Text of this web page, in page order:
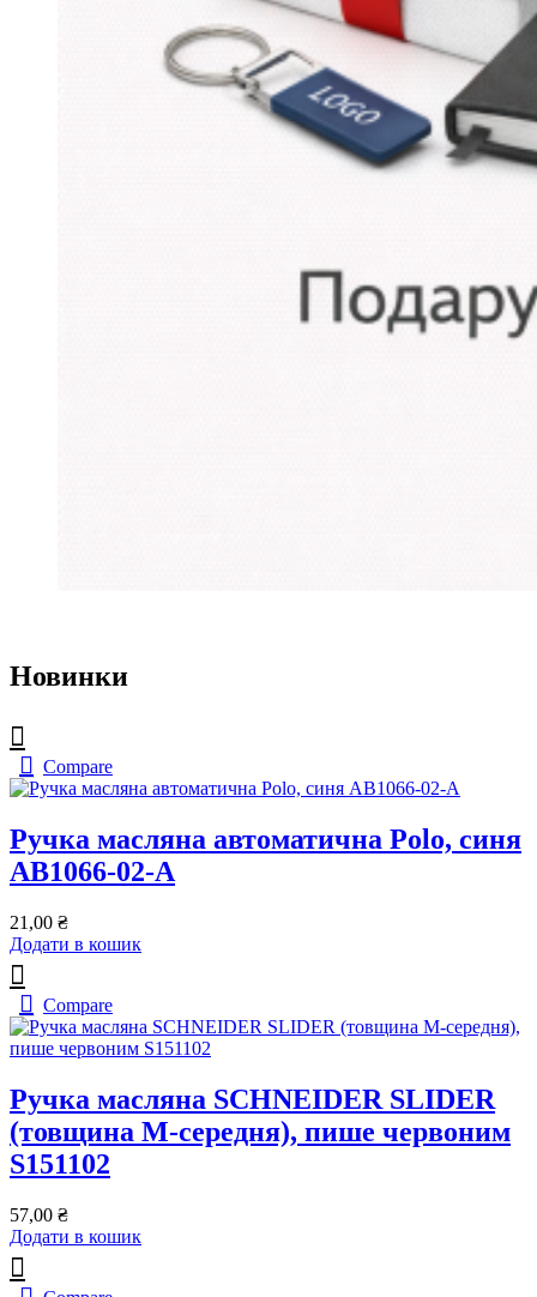
Новинки
Compare
Ручка масляна автоматична Polo, синя
AB1066-02-A
21,00 ₴
Додати в кошик
Compare
Ручка масляна SCHNEIDER SLIDER
(товщина М-середня), пише червоним
S151102
57,00 ₴
Додати в кошик